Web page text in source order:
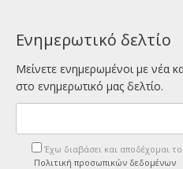
Ενημερωτικό δελτίο
Μείνετε ενημερωμένοι με νέα
στο ενημερωτικό μας δελτίο.
Έχω διαβάσει και αποδέχομαι
Πολιτική προσωπικών δεδομένων